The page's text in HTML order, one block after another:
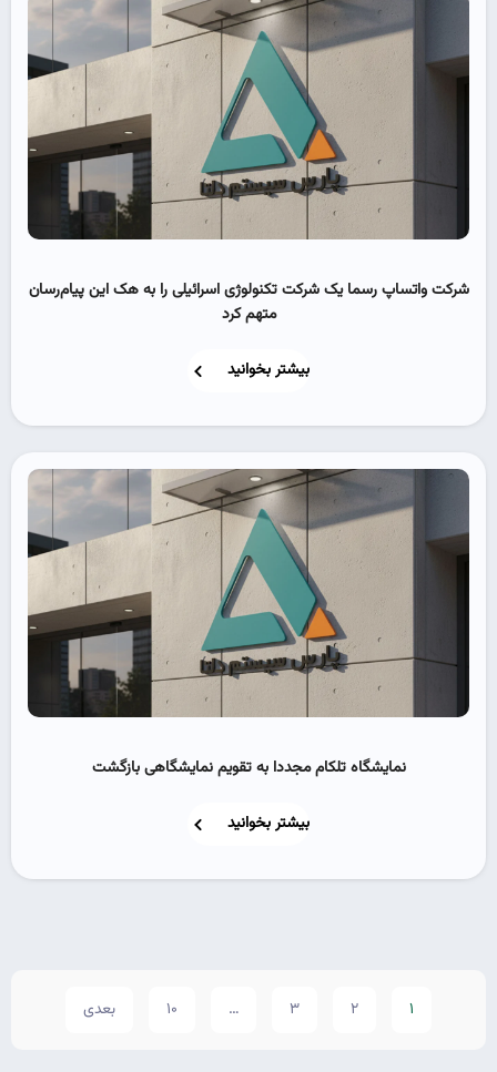
شرکت واتساپ رسما یک شرکت تکنولوژی اسرائیلی را به هک این پیام‌رسان
متهم کرد
بیشتر بخوانید
نمایشگاه تلکام مجددا به تقویم نمایشگاهی بازگشت
بیشتر بخوانید
1
2
3
…
10 بعدی